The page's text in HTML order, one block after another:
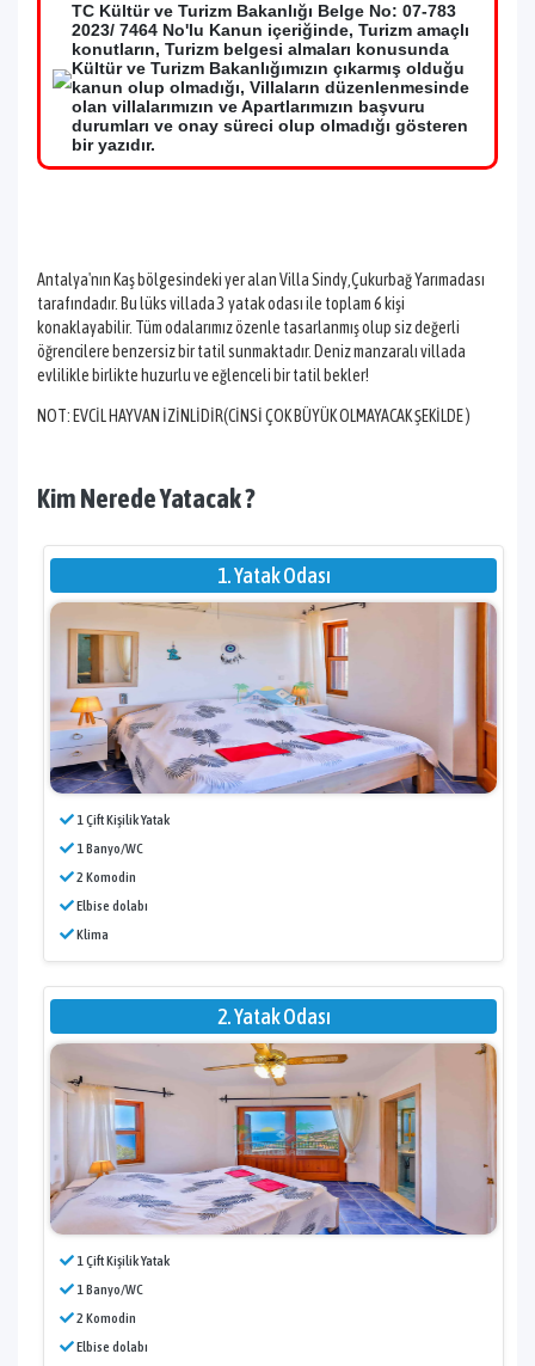
TC Kültür ve Turizm Bakanlığı Belge No: 07-783
2023/ 7464 No'lu Kanun içeriğinde, Turizm amaçlı
konutların, Turizm belgesi almaları konusunda
Kültür ve Turizm Bakanlığımızın çıkarmış olduğu
kanun olup olmadığı, Villaların düzenlenmesinde
olan villalarımızın ve Apartlarımızın başvuru
durumları ve onay süreci olup olmadığı gösteren
bir yazıdır.
Antalya'nın Kaş bölgesindeki yer alan Villa Sindy,Çukurbağ Yarımadası
tarafındadır. Bu lüks villada 3 yatak odası ile toplam 6 kişi
konaklayabilir. Tüm odalarımız özenle tasarlanmış olup siz değerli
öğrencilere benzersiz bir tatil sunmaktadır. Deniz manzaralı villada
evlilikle birlikte huzurlu ve eğlenceli bir tatil bekler!
NOT: EVCİL HAYVAN İZİNLİDİR(CİNSİ ÇOK BÜYÜK OLMAYACAK ŞEKİLDE )
Kim Nerede Yatacak ?
1. Yatak Odası
1 Çift Kişilik Yatak
1 Banyo/WC
2 Komodin
Elbise dolabı
Klima
2. Yatak Odası
1 Çift Kişilik Yatak
1 Banyo/WC
2 Komodin
Elbise dolabı